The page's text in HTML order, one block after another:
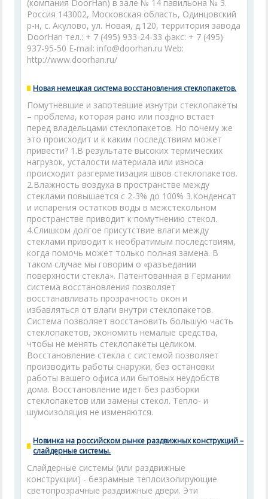
(компания DoorHan) в зале № 14 павильона № 3.
Россия 143002, Московская область, Одинцовский
р-н, с. Акулово, ул. Новая, д.120, территория завода
DoorHan тел.: + 7 (495) 933-24-33 факс: + 7 (495)
937-95-50 E-mail: info@doorhan.ru Web:
http://www.doorhan.ru/
Новая немецкая система восстановления стеклопакетов.
Помутневшие и запотевшие изнутри стеклопакеты
– проблема, которая рано или поздно встает
перед владельцами стеклопакетов. Но почему же
это происходит и к каким последствиям может
привести? 1.В результате высоких термических
нагрузок, усталости материала или износа
происходит разгерметизация швов стеклопакетов.
2.Влажность воздуха в пространстве между
стеклами повышается с 2-3% до 100% 3.Конденсат
и испарения остатков воды в межстекольном
пространстве приводит к помутнению стекол.
4.Слишком долгое присутствие влаги между
стеклами приводит к необратимым последствиям,
когда помочь может только полная замена. В
таком случае мы говорим о «разъедании
поверхности стекла». Патентованная в Германии
система восстановления позволяет
восстанавливать прозрачность окон и
избавляться от влаги внутри стеклопакетов.
Система позволяет восстановить большую часть
стеклопакетов, экономить немалые средства,
чтобы не менять стеклопакеты целиком.
Восстановление стекла с системой позволяет
производить работы снаружи, без остановки
работы вашего офиса или бытовых неудобств
дома. Восстановление идет без разборки
стеклопакетов или замены стекол. Тепло- и
шумоизоляция не изменяются.
Новинка на российском рынке раздвижных конструкций –
слайдерные системы.
Слайдерные системы (или раздвижные
конструкции) - безрамные теплоизолирующие
светопрозрачные раздвижные двери. Эти